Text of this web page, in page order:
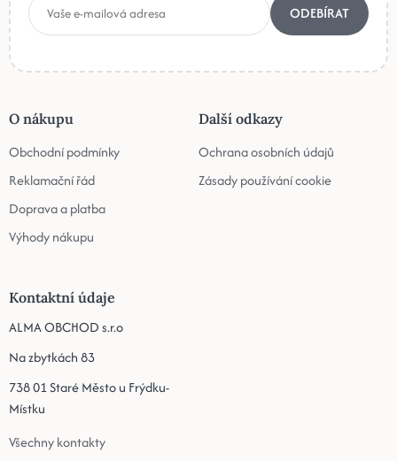
ODEBÍRAT
O nákupu
Obchodní podmínky
Reklamační řád
Doprava a platba
Výhody nákupu
Další odkazy
Ochrana osobních údajů
Zásady používání cookie
Kontaktní údaje
ALMA OBCHOD s.r.o
Na zbytkách 83
738 01 Staré Město u Frýdku-
Místku
Všechny kontakty